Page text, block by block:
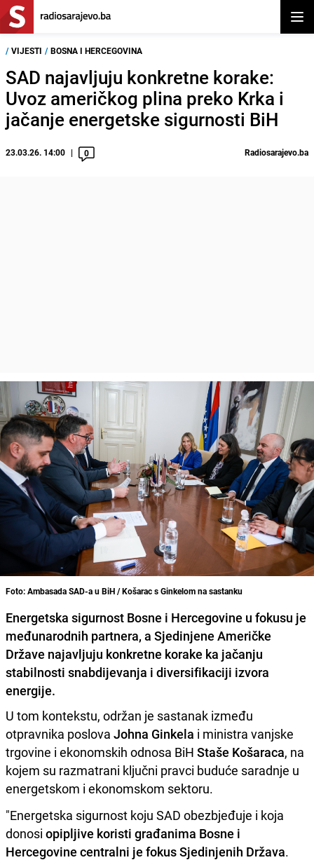
/ VIJESTI / BOSNA I HERCEGOVINA
SAD najavljuju konkretne korake:
Uvoz američkog plina preko Krka i
jačanje energetske sigurnosti BiH
23.03.26. 14:00 0 Radiosarajevo.ba
Foto: Ambasada SAD-a u BiH / Košarac s Ginkelom na sastanku
Energetska sigurnost Bosne i Hercegovine u fokusu je
međunarodnih partnera, a Sjedinjene Američke
Države najavljuju konkretne korake ka jačanju
stabilnosti snabdijevanja i diversifikaciji izvora
energije.
U tom kontekstu, održan je sastanak između
otpravnika poslova Johna Ginkela i ministra vanjske
trgovine i ekonomskih odnosa BiH Staše Košaraca, na
kojem su razmatrani ključni pravci buduće saradnje u
energetskom i ekonomskom sektoru.
"Energetska sigurnost koju SAD obezbjeđuje i koja
donosi opipljive koristi građanima Bosne i
Hercegovine centralni je fokus Sjedinjenih Država.